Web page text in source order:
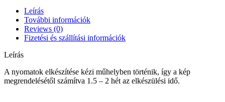
Leírás
További információk
Reviews (0)
Fizetési és szállítási információk
Leírás
A nyomatok elkészítése kézi műhelyben történik, így a kép
megrendelésétől számítva 1.5 – 2 hét az elkészülési idő.